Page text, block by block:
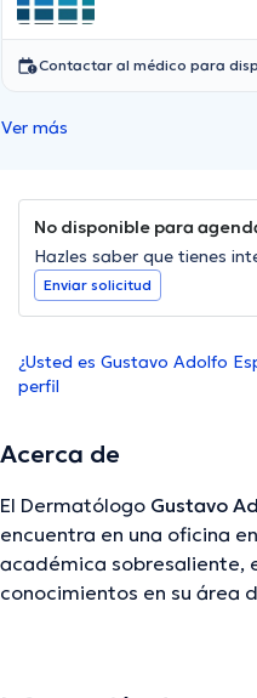
Contactar al médico para
Ver más
No disponible para
Hazles saber que tienes
Enviar solicitud
¿Usted es Gustavo Adolfo
perfil
Acerca de
El Dermatólogo Gustavo
encuentra en una oficina
académica sobresaliente,
conocimientos en su área